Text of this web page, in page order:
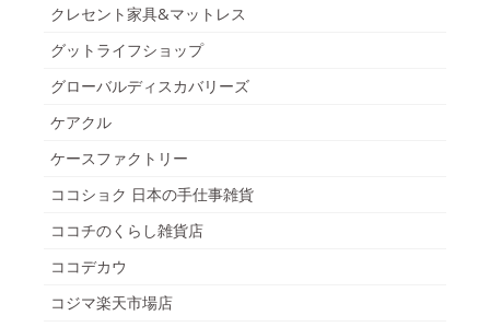
クレセント家具&マットレス
グットライフショップ
グローバルディスカバリーズ
ケアクル
ケースファクトリー
ココショク 日本の手仕事雑貨
ココチのくらし雑貨店
ココデカウ
コジマ楽天市場店